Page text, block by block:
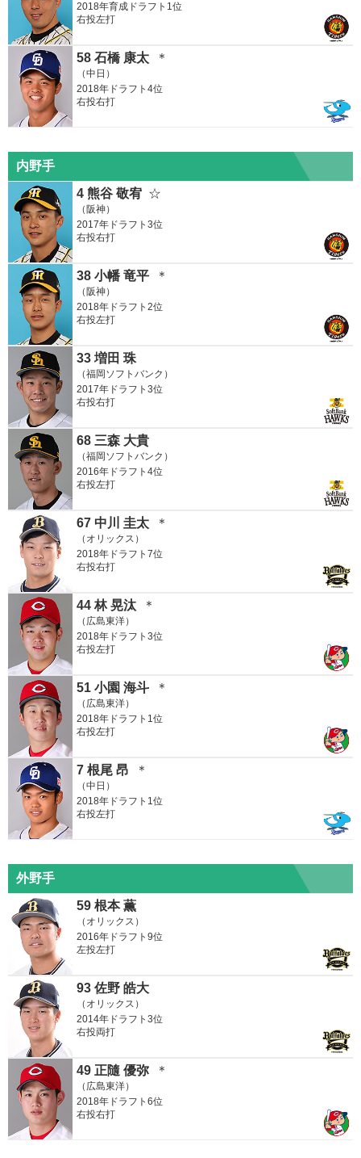
2018年育成ドラフト1位
右投左打
58 石橋 康太 ＊
（中日）
2018年ドラフト4位
右投右打
内野手
4 熊谷 敬宥 ☆
（阪神）
2017年ドラフト3位
右投右打
38 小幡 竜平 ＊
（阪神）
2018年ドラフト2位
右投左打
33 増田 珠
（福岡ソフトバンク）
2017年ドラフト3位
右投右打
68 三森 大貴
（福岡ソフトバンク）
2016年ドラフト4位
右投左打
67 中川 圭太 ＊
（オリックス）
2018年ドラフト7位
右投右打
44 林 晃汰 ＊
（広島東洋）
2018年ドラフト3位
右投左打
51 小園 海斗 ＊
（広島東洋）
2018年ドラフト1位
右投左打
7 根尾 昂 ＊
（中日）
2018年ドラフト1位
右投左打
外野手
59 根本 薫
（オリックス）
2016年ドラフト9位
左投左打
93 佐野 皓大
（オリックス）
2014年ドラフト3位
右投両打
49 正隨 優弥 ＊
（広島東洋）
2018年ドラフト6位
右投右打